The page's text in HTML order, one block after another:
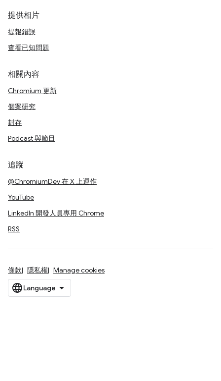
提供相片
提報錯誤
查看已知問題
相關內容
Chromium 更新
個案研究
封存
Podcast 與節目
追蹤
@ChromiumDev 在 X 上運作
YouTube
LinkedIn 開發人員專用 Chrome
RSS
條款 隱私權 Manage cookies